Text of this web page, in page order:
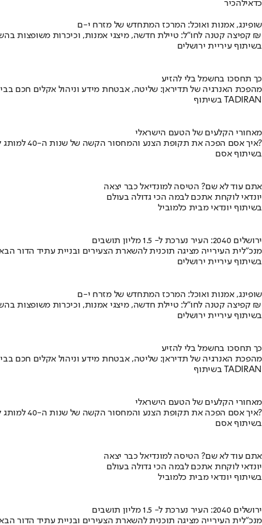
כדאילהכיר
שופינג, אמנות ואוכל: המרכז המתחדש של מזרח י-ם
קפיצה קטנה לחו"ל: טיילת חדשה, מיצגי אמנות, וכיכרות משופצות בהשקעה של 100 מיליון ₪
בשיתוף עיריית ירושלים
כך תחסכו בחשמל בלי להזיע
מהפכת האנרגיה של תדיראן: שליטה, אבטחת מידע וניהול אקלים חכם
בשיתוף TADIRAN
מאחורי הקלעים של הטעם הישראלי
איך אסם הפכה את תקופת הצנע והמחסור הקשה של שנות ה-40 למותג לאומי?
בשיתוף אסם
אתם עוד לא שם? הטיסה למונדיאל כבר יצאה
יונדאי לוקחת אתכם לבמה הכי גדולה בעולם
בשיתוף יונדאי מבית כלמוביל
ירושלים 2040: העיר נערכת ל- 1.5 מליון תושבים
מנכ"לית העירייה מציגה תוכנית להשארת הצעירים ובניית עתיד הדור
בשיתוף עיריית ירושלים
שופינג, אמנות ואוכל: המרכז המתחדש של מזרח י-ם
קפיצה קטנה לחו"ל: טיילת חדשה, מיצגי אמנות, וכיכרות משופצות בהשקעה של 100 מיליון ₪
בשיתוף עיריית ירושלים
כך תחסכו בחשמל בלי להזיע
מהפכת האנרגיה של תדיראן: שליטה, אבטחת מידע וניהול אקלים חכם
בשיתוף TADIRAN
מאחורי הקלעים של הטעם הישראלי
איך אסם הפכה את תקופת הצנע והמחסור הקשה של שנות ה-40 למותג לאומי?
בשיתוף אסם
אתם עוד לא שם? הטיסה למונדיאל כבר יצאה
יונדאי לוקחת אתכם לבמה הכי גדולה בעולם
בשיתוף יונדאי מבית כלמוביל
ירושלים 2040: העיר נערכת ל- 1.5 מליון תושבים
מנכ"לית העירייה מציגה תוכנית להשארת הצעירים ובניית עתיד הדור